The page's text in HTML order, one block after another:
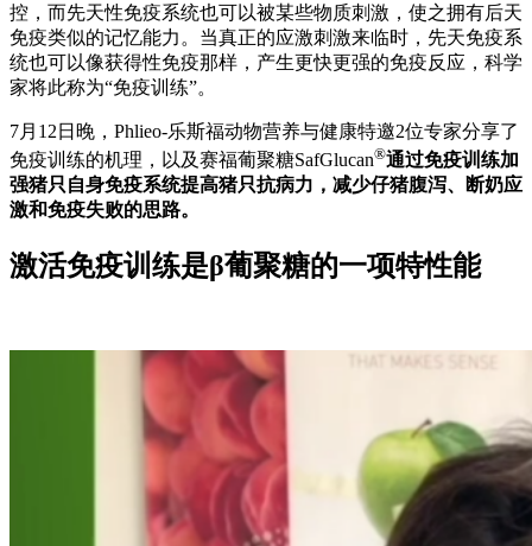
控，而先天性免疫系统也可以被某些物质刺激，使之拥有后天
免疫类似的记忆能力。当真正的应激刺激来临时，先天免疫系
统也可以像获得性免疫那样，产生更快更强的免疫反应，科学
家将此称为“免疫训练”。
7月12日晚，Phlieo-乐斯福动物营养与健康特邀2位专家分享了
免疫训练的机理，以及赛福葡聚糖SafGlucan®通过免疫训练加
强猪只自身免疫系统提高猪只抗病力，减少仔猪腹泻、断奶应
激和免疫失败的思路。
激活免疫训练是β葡聚糖的一项特性能